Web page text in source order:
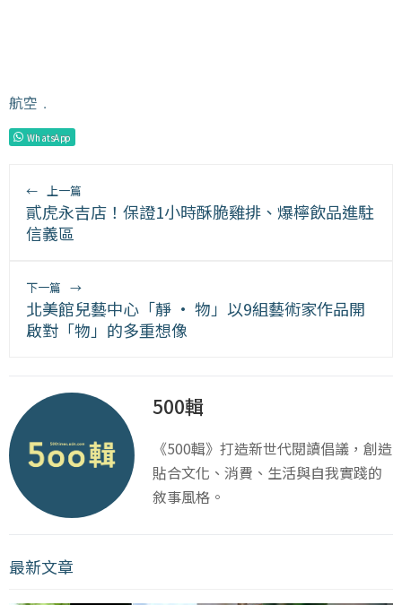
航空 ﹒
WhatsApp
← 上一篇
貳虎永吉店！保證1小時酥脆雞排、爆檸飲品進駐
信義區
下一篇 →
北美館兒藝中心「靜 • 物」以9組藝術家作品開
啟對「物」的多重想像
500輯
《500輯》打造新世代閱讀倡議，創造
貼合文化、消費、生活與自我實踐的
敘事風格。
最新文章